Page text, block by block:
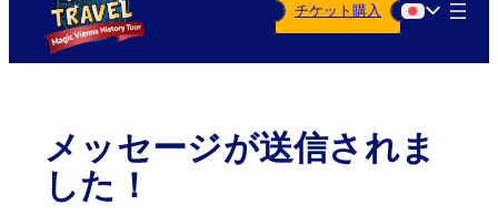
日本語
チケット購入
メッセージが送信されま
した！